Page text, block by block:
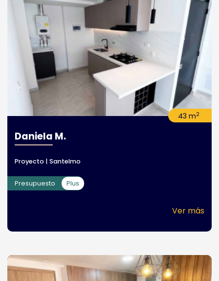
43 m2
Daniela M.
Proyecto | Santelmo
Presupuesto Plus
Ver más